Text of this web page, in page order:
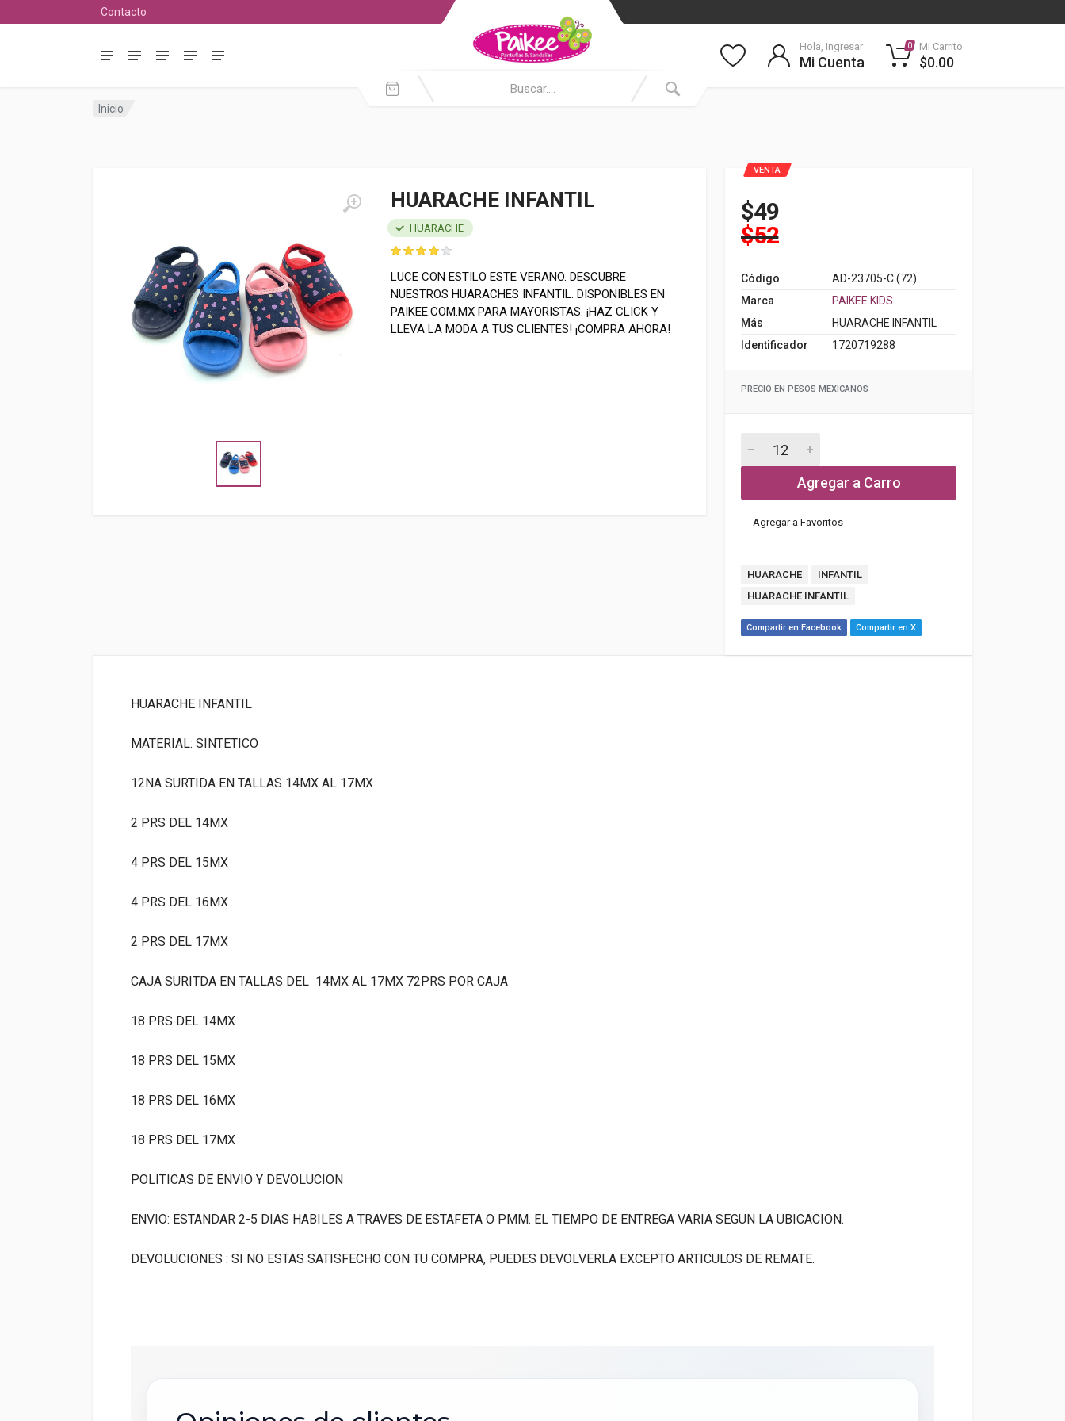
Contacto
Hola, Ingresar
Mi Cuenta
0 Mi Carrito
$0.00
Inicio
HUARACHE INFANTIL
HUARACHE
LUCE CON ESTILO ESTE VERANO. DESCUBRE
NUESTROS HUARACHES INFANTIL. DISPONIBLES EN
PAIKEE.COM.MX PARA MAYORISTAS. ¡HAZ CLICK Y
LLEVA LA MODA A TUS CLIENTES! ¡COMPRA AHORA!
VENTA
$49
$52
Código
AD-23705-C (72)
Marca
PAIKEE KIDS
Más
HUARACHE INFANTIL
Identificador
1720719288
PRECIO EN PESOS MEXICANOS
Agregar a Carro
Agregar a Favoritos
HUARACHE
INFANTIL
HUARACHE INFANTIL
Compartir en Facebook Compartir en X
HUARACHE INFANTIL
MATERIAL: SINTETICO
12NA SURTIDA EN TALLAS 14MX AL 17MX
2 PRS DEL 14MX
4 PRS DEL 15MX
4 PRS DEL 16MX
2 PRS DEL 17MX
CAJA SURITDA EN TALLAS DEL 14MX AL 17MX 72PRS POR CAJA
18 PRS DEL 14MX
18 PRS DEL 15MX
18 PRS DEL 16MX
18 PRS DEL 17MX
POLITICAS DE ENVIO Y DEVOLUCION
ENVIO: ESTANDAR 2-5 DIAS HABILES A TRAVES DE ESTAFETA O PMM. EL TIEMPO DE ENTREGA VARIA SEGUN LA UBICACION.
DEVOLUCIONES : SI NO ESTAS SATISFECHO CON TU COMPRA, PUEDES DEVOLVERLA EXCEPTO ARTICULOS DE REMATE.
★
★
★
★
★